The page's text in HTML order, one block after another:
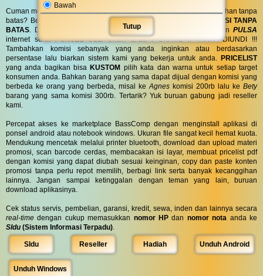
Bawah
Tutup
Cuman modal posting di media sosial bisa dapat penghasilan tambahan tanpa
batas? Bergabung menjadi
RESELLERkami serta dapatkan
KOMISI TANPA
BATAS . Dapatkan BINGKISAN PARCELdi hari spesial anda danPULSA
internet sertaPONSEL 8GBuntuk anda ! GRATIS !! TANPA DIUNDI !!!
Tambahkan komisi sebanyak yang anda inginkan atau berdasarkan
persentase lalu biarkan sistem kami yang bekerja untuk anda. PRICELIST
yang anda bagikan bisaKUSTOM pilih kata dan warna untuk setiap target
konsumen anda. Bahkan barang yang sama dapat dijual dengan komisi yang
berbeda ke orang yang berbeda, misal ke Agnes komisi 200rb lalu ke Bety
barang yang sama komisi 300rb. Tertarik? Yuk buruan gabung jadi reseller
kami.
Percepat akses ke marketplace BassComp dengan menginstall aplikasi di
ponsel android atau notebook windows. Ukuran file sangat kecil hemat kuota.
Mendukung mencetak melalui printer bluetooth, download dan upload materi
promosi, scan barcode cerdas, membacakan isi layar, membuat pricelist pdf
dengan komisi yang dapat diubah sesuai keinginan, copy dan paste konten
promosi tanpa perlu repot memilih, berbagi link serta banyak kecanggihan
lainnya. Jangan sampai ketinggalan dengan teman yang lain, buruan
download aplikasinya.
Cek status servis, pembelian, garansi, kredit, sewa, inden dan lainnya secara
real-time dengan cukup memasukkan nomor HP dan nomor nota anda ke
SIdu (Sistem Informasi Terpadu)
SIdu Reseller Hadiah Unduh Android
Unduh Windows